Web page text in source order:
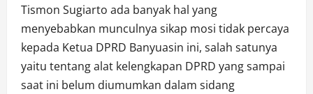
Tismon Sugiarto ada banyak hal yang
menyebabkan munculnya sikap mosi tidak percaya
kepada Ketua DPRD Banyuasin ini, salah satunya
yaitu tentang alat kelengkapan DPRD yang sampai
saat ini belum diumumkan dalam sidang